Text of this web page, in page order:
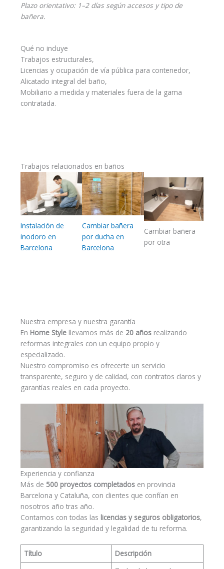
Plazo orientativo: 1–2 días según accesos y tipo de
bañera.
Qué no incluye
Trabajos estructurales,
Licencias y ocupación de vía pública para contenedor,
Alicatado integral del baño,
Mobiliario a medida y materiales fuera de la gama
contratada.
Trabajos relacionados en baños
Instalación de
inodoro en
Barcelona
Cambiar bañera
por ducha en
Barcelona
Cambiar bañera
por otra
Nuestra empresa y nuestra garantía
En Home Style llevamos más de 20 añosrealizando
reformas integrales con un equipo propio y
especializado.
Nuestro compromiso es ofrecerte un servicio
transparente, seguro y de calidad, con contratos claros y
garantías reales en cada proyecto.
Experiencia y confianza
Más de 500 proyectos completadosen provincia
Barcelona y Cataluña, con clientes que confían en
nosotros año tras año.
Contamos con todas las licencias y seguros obligatorios,
garantizando la seguridad y legalidad de tu reforma.
Título
Descripción